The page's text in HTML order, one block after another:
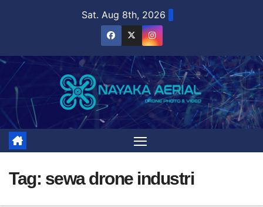
Sat. Aug 8th, 2026
Tag: sewa drone industri